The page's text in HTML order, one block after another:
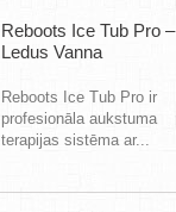
Reboots Ice Tub Pro –
Ledus Vanna
Reboots Ice Tub Pro ir
profesionāla aukstuma
terapijas sistēma ar...